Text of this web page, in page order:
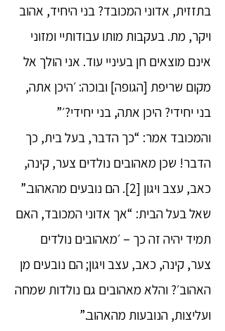
בתזזית, אדוני המכובד? בני היחיד, אהוב
ויקר, מת. בעקבות מותו עבודותיי ומזוני
אינם מוצאים חן בעיניי עוד. אני הולך אל
מקום שריפת [הגופה] ובוכה: ׳היכן אתה,
בני יחידי? היכן אתה, בני יחידי?׳”
והמכובד אמר: “כך הדבר, בעל בית, כך
הדבר! שכן מאהובים נולדים צער, קינה,
כאב, עצב ויגון [2]. הם נובעים מהאהוב.”
שאל בעל הבית: “אך אדוני המכובד, האם
תמיד יהיה זה כך – ׳מאהובים נולדים
צער, קינה, כאב, עצב ויגון; הם נובעים מן
האהוב׳? והלא מאהובים גם נולדות שמחה
ועליצות, הנובעות מהאהוב.”